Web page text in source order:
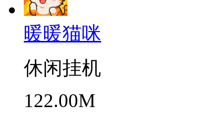
暖暖猫咪
休闲挂机
122.00M